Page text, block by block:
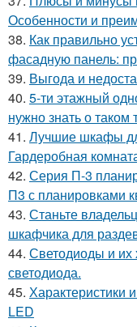
Особенности и
38. Как правильно
фасадную панель:
39. Выгода и
40. 5-ти этажный
нужно знать о таком
41. Лучшие шкафы
Гардеробная
42. Серия П-3
П3 с планировками
43. Станьте
шкафчика для
44. Светодиоды и их
светодиода.
45. Характеристики
LED